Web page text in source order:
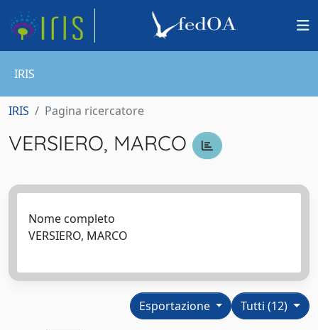
IRIS
IRIS Pagina ricercatore
VERSIERO, MARCO
Nome completo
VERSIERO, MARCO
Tutti (12)
Esportazione